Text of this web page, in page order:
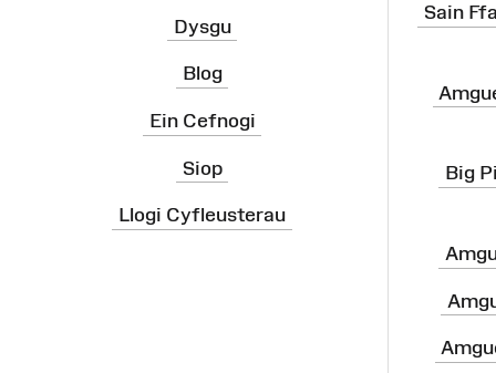
Dysgu
Blog
Ein Cefnogi
Siop
Llogi Cyfleusterau
Sain
Big